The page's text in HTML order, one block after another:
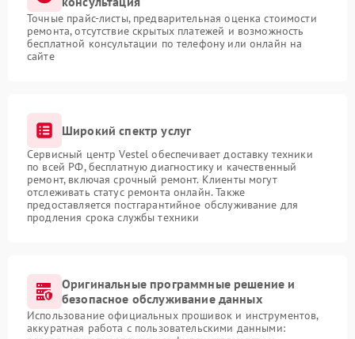
Точные прайс-листы, предварительная оценка стоимости
ремонта, отсутствие скрытых платежей и возможность
бесплатной консультации по телефону или онлайн на
сайте
Широкий спектр услуг
Сервисный центр Vestel обеспечивает доставку техники
по всей РФ, бесплатную диагностику и качественный
ремонт, включая срочный ремонт. Клиенты могут
отслеживать статус ремонта онлайн. Также
предоставляется постгарантийное обслуживание для
продления срока службы техники
Оригинальные программные решение и
безопасное обслуживание данных
Использование официальных прошивок и инструментов,
аккуратная работа с пользовательскими данными: